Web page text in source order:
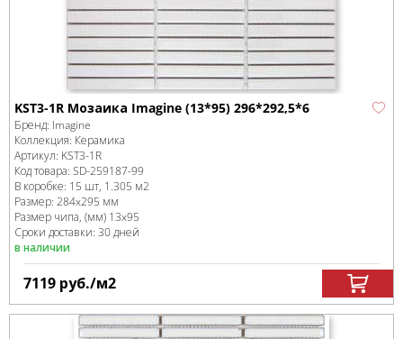
KST3-1R Мозаика Imagine (13*95) 296*292,5*6
Бренд: Imagine
Коллекция: Керамика
Артикул: KST3-1R
Код товара: SD-259187-99
В коробке: 15 шт, 1.305 м2
Размер: 284x295 мм
Размер чипа, (мм) 13x95
Сроки доставки: 30 дней
в наличии
7119 руб./м2